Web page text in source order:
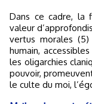
Dans ce cadre, la
valeur
vertus morales
humain,
les oligarchies
pouvoir,
le culte du moi,